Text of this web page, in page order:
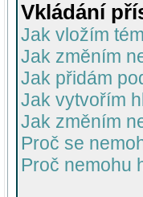
Vkládání
Jak vložím
Jak změním
Jak přidám
Jak vytvořím
Jak změním
Proč se
Proč nemohu